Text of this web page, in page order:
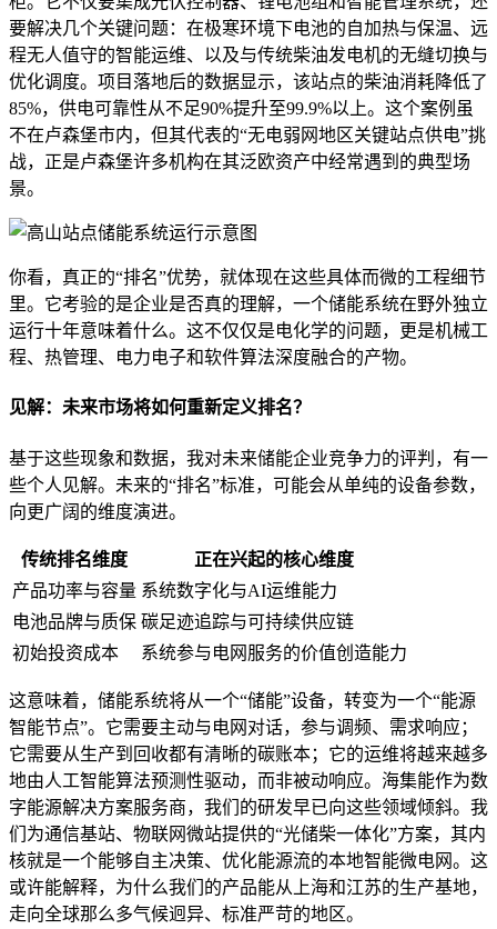
要解决几个关键问题：在极寒环境下电池的自加热与保温、远
程无人值守的智能运维、以及与传统柴油发电机的无缝切换与
优化调度。项目落地后的数据显示，该站点的柴油消耗降低了
85%，供电可靠性从不足90%提升至99.9%以上。这个案例虽
不在卢森堡市内，但其代表的“无电弱网地区关键站点供电”挑
战，正是卢森堡许多机构在其泛欧资产中经常遇到的典型场
景。
你看，真正的“排名”优势，就体现在这些具体而微的工程细节
里。它考验的是企业是否真的理解，一个储能系统在野外独立
运行十年意味着什么。这不仅仅是电化学的问题，更是机械工
程、热管理、电力电子和软件算法深度融合的产物。
见解：未来市场将如何重新定义排名？
基于这些现象和数据，我对未来储能企业竞争力的评判，有一
些个人见解。未来的“排名”标准，可能会从单纯的设备参数，
向更广阔的维度演进。
传统排名维度
正在兴起的核心维度
产品功率与容量 系统数字化与AI运维能力
电池品牌与质保 碳足迹追踪与可持续供应链
初始投资成本
系统参与电网服务的价值创造能力
这意味着，储能系统将从一个“储能”设备，转变为一个“能源
智能节点”。它需要主动与电网对话，参与调频、需求响应；
它需要从生产到回收都有清晰的碳账本；它的运维将越来越多
地由人工智能算法预测性驱动，而非被动响应。海集能作为数
字能源解决方案服务商，我们的研发早已向这些领域倾斜。我
们为通信基站、物联网微站提供的“光储柴一体化”方案，其内
核就是一个能够自主决策、优化能源流的本地智能微电网。这
或许能解释，为什么我们的产品能从上海和江苏的生产基地，
走向全球那么多气候迥异、标准严苛的地区。